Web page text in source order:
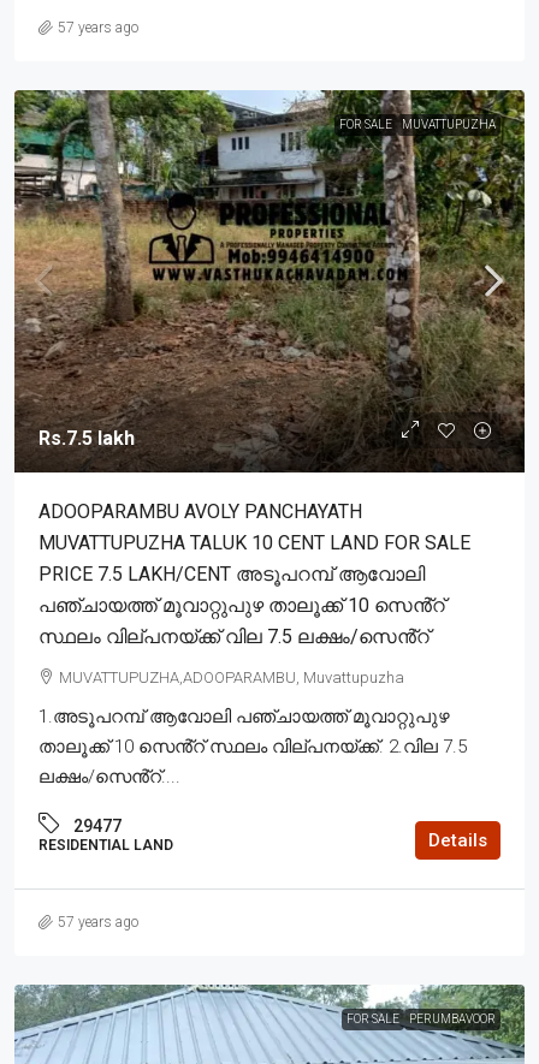
57 years ago
FOR SALE MUVATTUPUZHA
Rs.7.5 lakh
ADOOPARAMBU AVOLY PANCHAYATH
MUVATTUPUZHA TALUK 10 CENT LAND FOR SALE
PRICE 7.5 LAKH/CENT അടൂപറമ്പ് ആവോലി
പഞ്ചായത്ത് മൂവാറ്റുപുഴ താലൂക്ക് 10 സെൻ്റ്
സ്ഥലം വില്പനയ്ക്ക് വില 7.5 ലക്ഷം/സെൻ്റ്
MUVATTUPUZHA,ADOOPARAMBU, Muvattupuzha
1.അടൂപറമ്പ് ആവോലി പഞ്ചായത്ത് മൂവാറ്റുപുഴ
താലൂക്ക് 10 സെൻ്റ് സ്ഥലം വില്പനയ്ക്ക്. 2.വില 7.5
ലക്ഷം/സെൻ്റ്....
29477
RESIDENTIAL LAND Details
57 years ago
FOR SALE PERUMBAVOOR